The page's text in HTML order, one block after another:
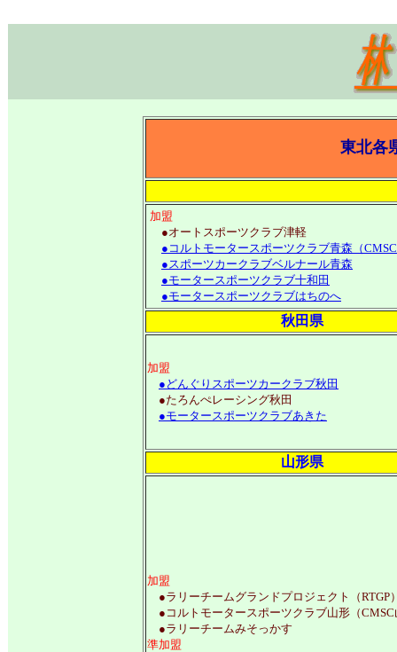
東北各
加盟
●オートスポーツクラブ津軽
●コルトモータースポーツクラブ青森（
●スポーツカークラブベルナール青森
●モータースポーツクラブ十和田
●モータースポーツクラブはちのへ
秋田県
加盟
●どんぐりスポーツカークラブ秋田
●たろんぺレーシング秋田
●モータースポーツクラブあきた
山形県
加盟
●ラリーチームグランドプロジェクト（RTGP
●コルトモータースポーツクラブ山形（CMSC
●ラリーチームみそっかす
準加盟